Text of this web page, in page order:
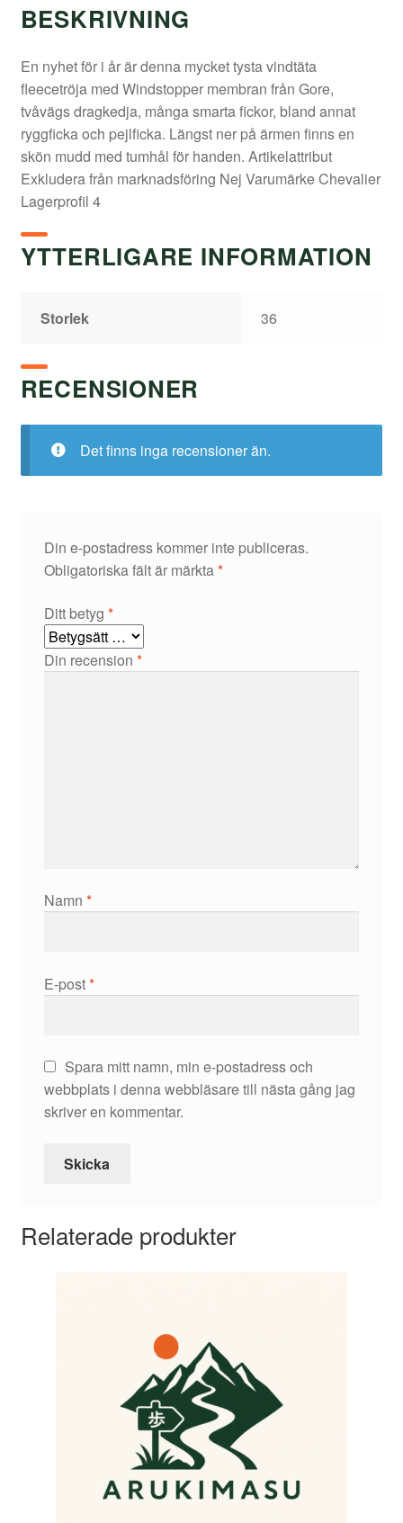
BESKRIVNING
En nyhet för i år är denna mycket tysta vindtäta
fleecetröja med Windstopper membran från Gore,
tvåvägs dragkedja, många smarta fickor, bland annat
ryggficka och pejlficka. Längst ner på ärmen finns en
skön mudd med tumhål för handen. Artikelattribut
Exkludera från marknadsföring Nej Varumärke Chevalier
Lagerprofil 4
YTTERLIGARE INFORMATION
Storlek 36
RECENSIONER
Det finns inga recensioner än.
Din e-postadress kommer inte publiceras.
Obligatoriska fält är märkta*
Ditt betyg *
Din recension *
Namn *
E-post*
Spara mitt namn, min e-postadress och
webbplats i denna webbläsare till nästa gång jag
skriver en kommentar.
Relaterade produkter